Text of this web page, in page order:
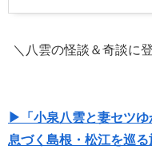
＼八雲の怪談＆奇談に
▶「小泉八雲と妻セツ
息づく島根・松江を巡る